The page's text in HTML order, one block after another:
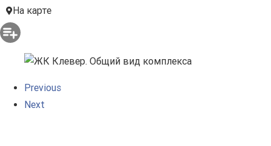
На карте
Previous
Next